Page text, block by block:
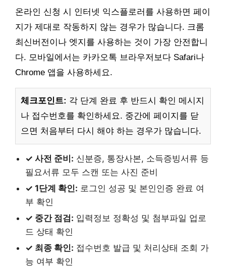
온라인 신청 시 인터넷 익스플로러를 사용하면 페이
지가 제대로 작동하지 않는 경우가 많습니다. 크롬
최신버전이나 엣지를 사용하는 것이 가장 안전합니
다. 모바일에서는 카카오톡 브라우저보다 Safari나
Chrome 앱을 사용하세요.
체크포인트: 각 단계 완료 후 반드시 확인 메시지
나 접수번호를 확인하세요. 중간에 페이지를 닫
으면 처음부터 다시 해야 하는 경우가 많습니다.
✓ 사전 준비: 신분증, 통장사본, 소득증빙서류 등
필요서류 모두 스캔 또는 사진 준비
✓ 1단계 확인: 로그인 성공 및 본인인증 완료 여
부 확인
✓ 중간 점검: 입력정보 정확성 및 첨부파일 업로
드 상태 확인
✓ 최종 확인: 접수번호 발급 및 처리상태 조회 가
능 여부 확인